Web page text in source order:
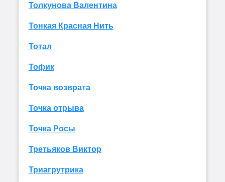
Толкунова Валентина
Тонкая Красная Нить
Тотал
Тофик
Точка возврата
Точка отрыва
Точка Росы
Третьяков Виктор
Триагрутрика